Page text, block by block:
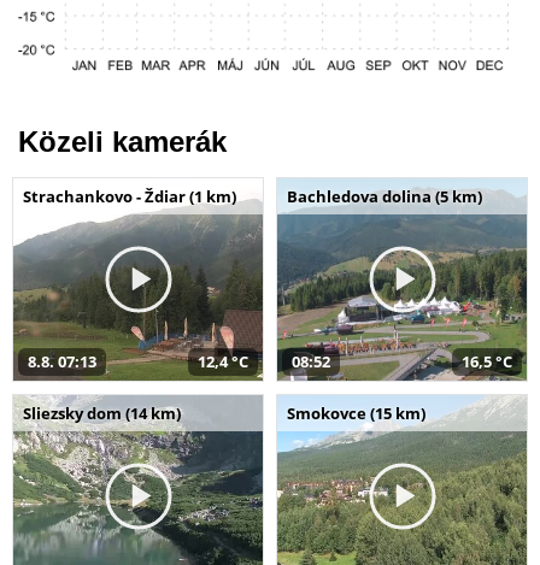
Közeli kamerák
Strachankovo - Ždiar (1 km)
8.8. 07:13 12,4 °C
Bachledova dolina (5 km)
08:52 16,5 °C
Sliezsky dom (14 km) Smokovce (15 km)